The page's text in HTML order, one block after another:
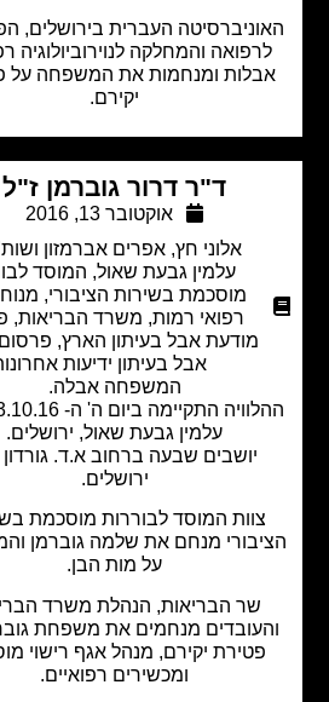
העברית בירושלים, הפקולטה
והמחלקה לנוירוביולוגיה רפואית
ומנחמות את המשפחה על פטירת
ד"ר דרור גוברמן ז"ל
אוקטובר 13, 2016
אלוני חץ,אפרים אברמזון ושות’,בית
עלמין גבעת שאול,המוסד לבוררות
מוסכמת בשירות הציבורי ,מנוח,מרכז
רפואי רמות,משרד הבריאות,פרסום
מודעת אבל בעיתון הארץ,פרסום מודעת
אבל בעיתון ידיעות אחרונות
המשפחה אבלה.
ההלוויה התקיימה ביום ה' ה- 13.10.16, בית
עלמין גבעת שאול, ירושלים.
יושבים שבעה ברחוב א.ד. גורדון 11,
ירושלים.
צוות המוסד לבוררות מוסכמת בשירות
מנחם את שלמה גוברמן והמשפחה
על מות הבן.
שר הבריאות, הנהלת משרד הבריאות
מנחמים את משפחת גוברמן על
פטירת יקירם, מנהל אגף רישוי מוסדות
ומכשירים רפואיים.